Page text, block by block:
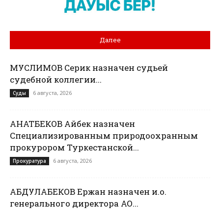
Далее
МУСЛИМОВ Серик назначен судьей
судебной коллегии...
Суды 6 августа, 2026
ҚАНАТБЕКОВ Айбек назначен
Специализированным природоохранным
прокурором Туркестанской...
Прокуратура 6 августа, 2026
АБДУЛАБЕКОВ Ержан назначен и.о.
генерального директора АО...